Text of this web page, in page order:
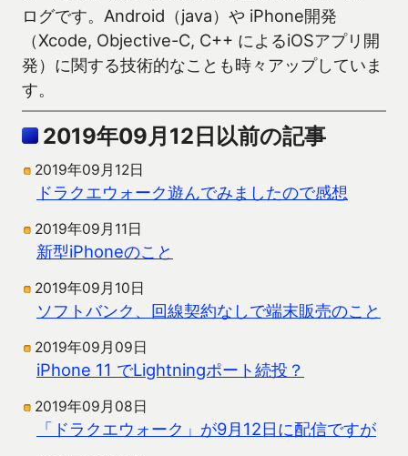
ログです。Android（java）や iPhone開発
（Xcode, Objective-C, C++ によるiOSアプリ開
発）に関する技術的なことも時々アップしていま
す。
2019年09月12日以前の記事
2019年09月12日
ドラクエウォーク遊んでみましたので感想
2019年09月11日
新型iPhoneのこと
2019年09月10日
ソフトバンク、回線契約なしで端末販売のこと
2019年09月09日
iPhone 11 でLightningポート続投？
2019年09月08日
「ドラクエウォーク」が9月12日に配信ですが